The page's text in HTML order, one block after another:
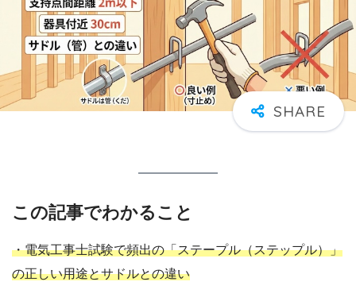
この記事でわかること
・電気工事士試験で頻出の「ステープル（ステップル）」
の正しい用途とサドルとの違い